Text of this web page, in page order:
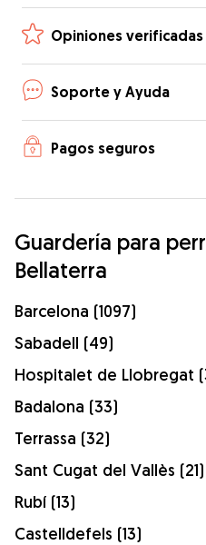
Opiniones verificadas
Soporte y Ayuda
Pagos seguros
Guardería para
Bellaterra
Barcelona (1097)
Sabadell (49)
Hospitalet de Llobregat
Badalona (33)
Terrassa (32)
Sant Cugat del Vallès (21)
Rubí (13)
Castelldefels (13)